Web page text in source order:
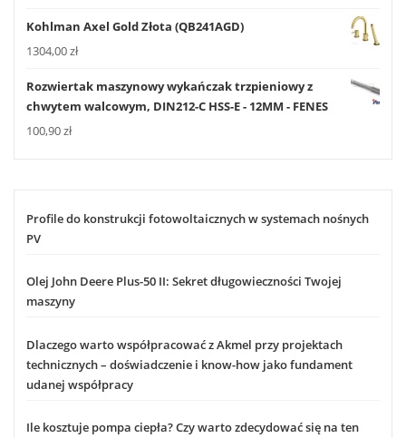
Kohlman Axel Gold Złota (QB241AGD)
1304,00zł
Rozwiertak maszynowy wykańczak trzpieniowy z
chwytem walcowym, DIN212-C HSS-E - 12MM - FENES
100,90zł
Profile do konstrukcji fotowoltaicznych w systemach nośnych
PV
Olej John Deere Plus-50 II: Sekret długowieczności Twojej
maszyny
Dlaczego warto współpracować z Akmel przy projektach
technicznych – doświadczenie i know-how jako fundament
udanej współpracy
Ile kosztuje pompa ciepła? Czy warto zdecydować się na ten